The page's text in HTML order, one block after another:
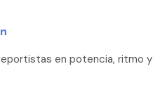
en potencia, ritmo y